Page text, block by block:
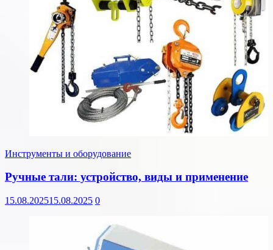
Инструменты и оборудование
Ручные тали: устройство, виды и применение
15.08.202515.08.2025 0